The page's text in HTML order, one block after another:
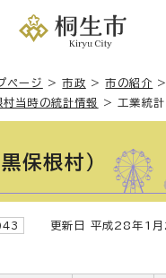
ページ >市政 >市の紹介 >
村当時の統計情報 > 工業統計
保根村）
更新日 平成28年1月